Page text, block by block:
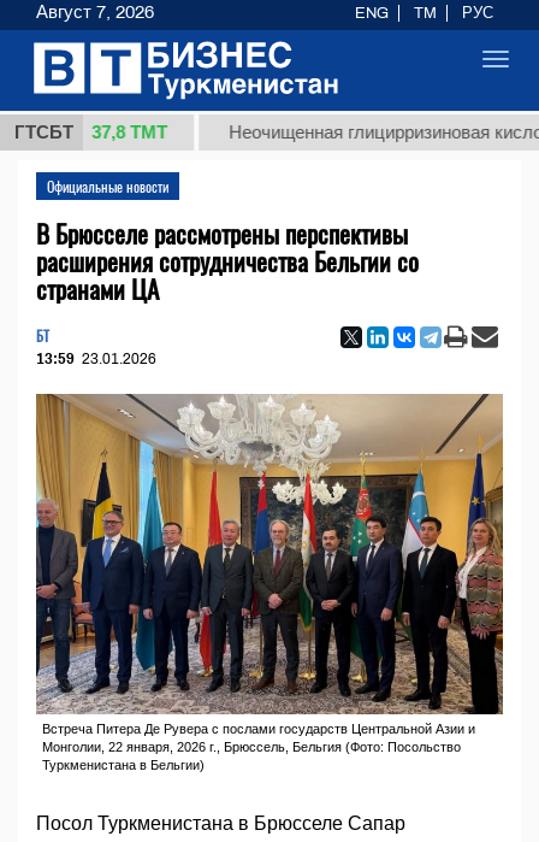
ГТСБТ
37,8 ТМТ Неочищенная глицирризиновая кислота
Официальные новости
В Брюсселе рассмотрены перспективы
расширения сотрудничества Бельгии со
странами ЦА
БТ
13:59 23.01.2026
Встреча Питера Де Рувера с послами государств Центральной Азии и
Монголии, 22 января, 2026 г., Брюссель, Бельгия (Фото: Посольство
Туркменистана в Бельгии)
Посол Туркменистана в Брюсселе Сапар
Август 7, 2026 ENG TM РУС